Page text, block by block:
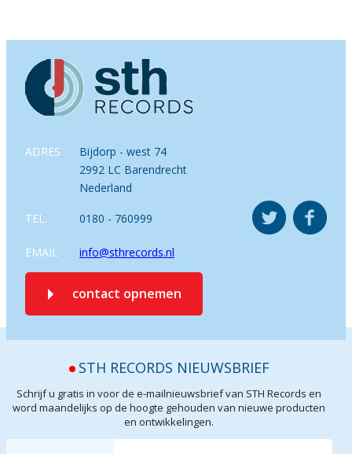
ADRES
Bijdorp - west 74
2992 LC Barendrecht
Nederland
TEL. 0180 - 760999
EMAIL info@sthrecords.nl
contact opnemen
STH RECORDS NIEUWSBRIEF
Schrijf u gratis in voor de e-mailnieuwsbrief van STH Records en
word maandelijks op de hoogte gehouden van nieuwe producten
en ontwikkelingen.